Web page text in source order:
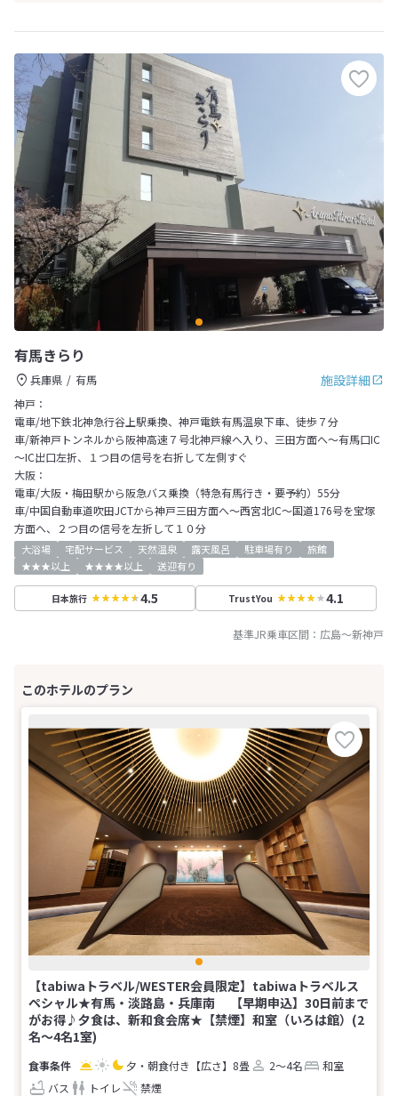
有馬きらり
施設詳細
兵庫県
有馬
神戸：
電車/地下鉄北神急行谷上駅乗換、神戸電鉄有馬温泉下車、徒歩７分
車/新神戸トンネルから阪神高速７号北神戸線へ入り、三田方面へ～有馬口IC
～IC出口左折、１つ目の信号を右折して左側すぐ
大阪：
電車/大阪・梅田駅から阪急バス乗換（特急有馬行き・要予約）55分
車/中国自動車道吹田JCTから神戸三田方面へ～西宮北IC～国道176号を宝塚
方面へ、２つ目の信号を左折して１０分
大浴場 宅配サービス 天然温泉 露天風呂 駐車場有り
旅館
★★★以上
★★★★以上 送迎有り
日本旅行 4.5 TrustYou 4.1
基準JR乗車区間： 広島～新神戸
【tabiwaトラベル/WESTER会員限定】tabiwaトラベルス
ペシャル★有馬・淡路島・兵庫南 【早期申込】30日前まで
がお得♪夕食は、新和食会席★【禁煙】和室（いろは館）(2
名～4名1室)
夕・朝食付き 【広さ】8畳 2～4名
和室
バス
トイレ 禁煙